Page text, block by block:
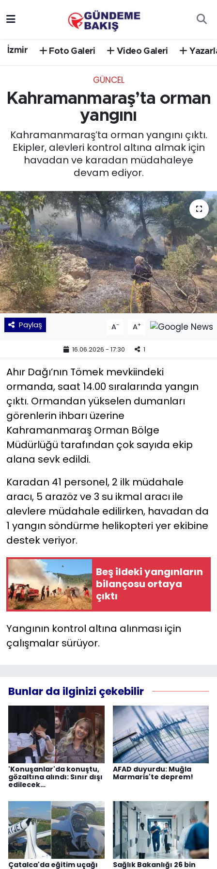
İzmir Foto Galeri Video Galeri
GÜNCEL
Kahramanmaraş’ta orman
yangını
Kahramanmaraş’ta orman yangını çıktı.
Ekipler, alevleri kontrol altına almak için
havadan ve karadan müdahaleye
devam ediyor.
Paylaş A- A+
16.06.2026 - 17:30 1
Ahır Dağı’nın Tömek mevkiindeki
ormanda, saat 14.00 sıralarında yangın
çıktı. Ormandan yükselen dumanları
görenlerin ihbarı üzerine
Kahramanmaraş Orman Bölge
Müdürlüğü tarafından çok sayıda ekip
alana sevk edildi.
Karadan 41 personel, 2 ilk müdahale
aracı, 5 arazöz ve 3 su ikmal aracı ile
alevlere müdahale edilirken, havadan da
1 yangın söndürme helikopteri yer ekibine
destek veriyor.
Beş ildeki yangınların
bilançosu ortaya
çıktı
Yangının kontrol altına alınması için
çalışmalar sürüyor.
Bunlar da ilginizi çekebilir
'Konuşanlar'da konuştu,
gözaltına alındı: Sınır dışı
edilecek…
AFAD duyurdu: Muğla
Marmaris'te deprem!
Çatalca'da eğitim uçağı
Sağlık Bakanlığı 26 bin
EĞİTİM
EKONOMİ
GÜNCEL
KÜLTÜR SANAT
MAGAZİN
POLİTİKA
SAĞLIK
Siyaset
SPOR
TEKNOLOJİ
Yaşam
YEREL POLİTİKA
YEREL YÖNETİMLER
Yurt
Süper Lig Puan Durumu ve Fikstür
Tüm Manşetler
Son Dakika Haberleri